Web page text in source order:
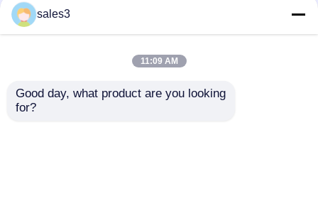
sales3
11:09 AM
Good day, what product are you looking
for?